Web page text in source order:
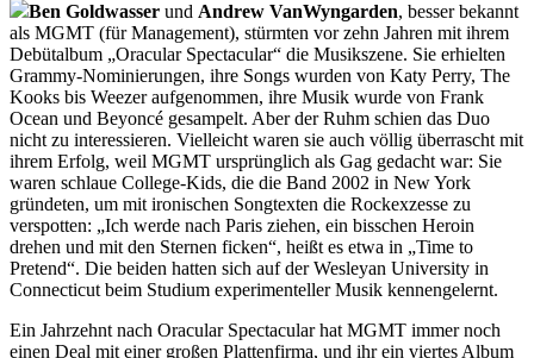
Ben Goldwasser und Andrew VanWyngarden, besser bekannt
als MGMT (für Management), stürmten vor zehn Jahren mit ihrem
Debütalbum „Oracular Spectacular“ die Musikszene. Sie erhielten
Grammy-Nominierungen, ihre Songs wurden von Katy Perry, The
Kooks bis Weezer aufgenommen, ihre Musik wurde von Frank
Ocean und Beyoncé gesampelt. Aber der Ruhm schien das Duo
nicht zu interessieren. Vielleicht waren sie auch völlig überrascht mit
ihrem Erfolg, weil MGMT ursprünglich als Gag gedacht war: Sie
waren schlaue College-Kids, die die Band 2002 in New York
gründeten, um mit ironischen Songtexten die Rockexzesse zu
verspotten: „Ich werde nach Paris ziehen, ein bisschen Heroin
drehen und mit den Sternen ficken“, heißt es etwa in „Time to
Pretend“. Die beiden hatten sich auf der Wesleyan University in
Connecticut beim Studium experimenteller Musik kennengelernt.
Ein Jahrzehnt nach Oracular Spectacular hat MGMT immer noch
einen Deal mit einer großen Plattenfirma, und ihr ein viertes Album